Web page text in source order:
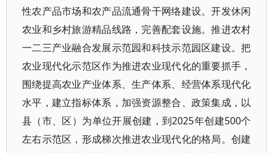
性农产品市场和农产品流通骨干网络建设。开发休闲
农业和乡村旅游精品线路，完善配套设施。推进农村
一二三产业融合发展示范园和科技示范园区建设。把
农业现代化示范区作为推进农业现代化的重要抓手，
围绕提高农业产业体系、生产体系、经营体系现代化
水平，建立指标体系，加强资源整合、政策集成，以
县（市、区）为单位开展创建，到2025年创建500个
左右示范区，形成梯次推进农业现代化的格局。创建